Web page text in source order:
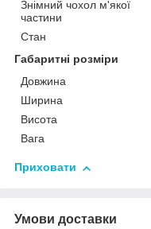
Знімний чохол м'якої
частини
Стан
Габаритні розміри
Довжина
Ширина
Висота
Вага
Приховати
Умови доставки